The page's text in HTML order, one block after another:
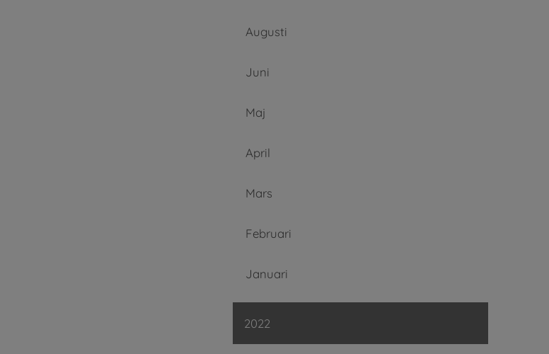
Augusti
Juni
Maj
April
Mars
Februari
Januari
2022